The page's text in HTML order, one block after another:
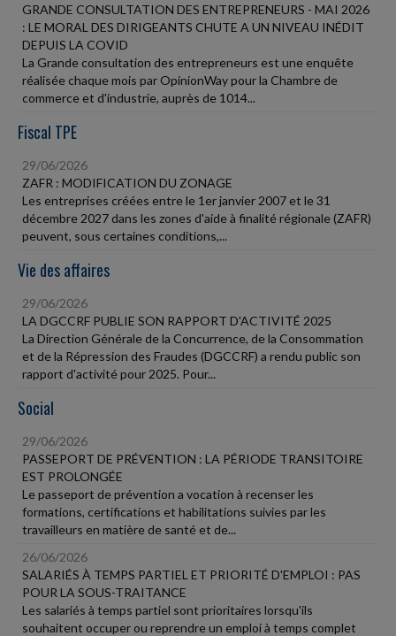
GRANDE CONSULTATION DES ENTREPRENEURS - MAI 2026
: LE MORAL DES DIRIGEANTS CHUTE A UN NIVEAU INÉDIT
DEPUIS LA COVID
La Grande consultation des entrepreneurs est une enquête
réalisée chaque mois par OpinionWay pour la Chambre de
commerce et d'industrie, auprès de 1014...
Fiscal TPE
29/06/2026
ZAFR : MODIFICATION DU ZONAGE
Les entreprises créées entre le 1er janvier 2007 et le 31
décembre 2027 dans les zones d'aide à finalité régionale (ZAFR)
peuvent, sous certaines conditions,...
Vie des affaires
29/06/2026
LA DGCCRF PUBLIE SON RAPPORT D'ACTIVITÉ 2025
La Direction Générale de la Concurrence, de la Consommation
et de la Répression des Fraudes (DGCCRF) a rendu public son
rapport d'activité pour 2025. Pour...
Social
29/06/2026
PASSEPORT DE PRÉVENTION : LA PÉRIODE TRANSITOIRE
EST PROLONGÉE
Le passeport de prévention a vocation à recenser les
formations, certifications et habilitations suivies par les
travailleurs en matière de santé et de...
26/06/2026
SALARIÉS À TEMPS PARTIEL ET PRIORITÉ D'EMPLOI : PAS
POUR LA SOUS-TRAITANCE
Les salariés à temps partiel sont prioritaires lorsqu'ils
souhaitent occuper ou reprendre un emploi à temps complet